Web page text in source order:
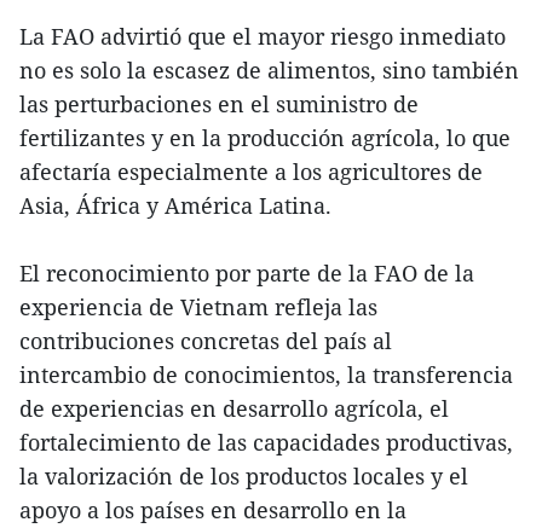
La FAO advirtió que el mayor riesgo inmediato
no es solo la escasez de alimentos, sino también
las perturbaciones en el suministro de
fertilizantes y en la producción agrícola, lo que
afectaría especialmente a los agricultores de
Asia, África y América Latina.
El reconocimiento por parte de la FAO de la
experiencia de Vietnam refleja las
contribuciones concretas del país al
intercambio de conocimientos, la transferencia
de experiencias en desarrollo agrícola, el
fortalecimiento de las capacidades productivas,
la valorización de los productos locales y el
apoyo a los países en desarrollo en la